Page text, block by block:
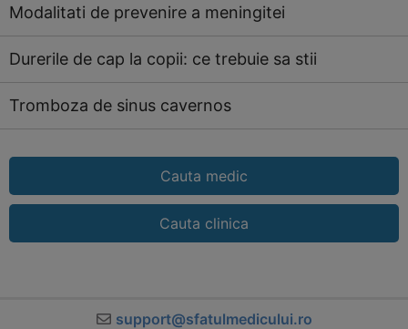
Modalitati de prevenire a meningitei
Durerile de cap la copii: ce trebuie sa stii
Tromboza de sinus cavernos
Cauta medic
Cauta clinica
support@sfatulmedicului.ro